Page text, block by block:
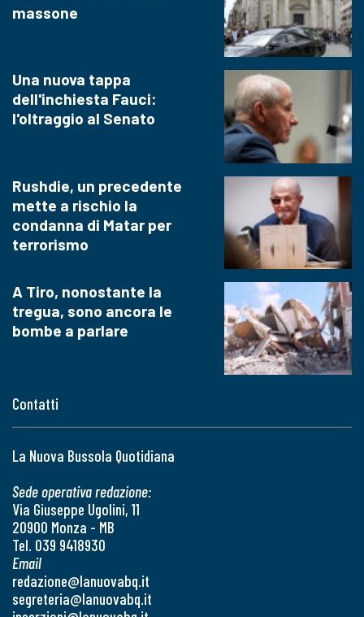
Contatti
La Nuova Bussola Quotidiana
Sede operativa redazione:
Via Giuseppe Ugolini, 11
20900 Monza - MB
Tel. 039 9418930
Email
redazione@lanuovabq.it
segreteria@lanuovabq.it
massone
Una nuova tappa
dell'inchiesta Fauci:
l'oltraggio al Senato
Rushdie, un precedente
mette a rischio la
condanna di Matar per
terrorismo
A Tiro, nonostante la
tregua, sono ancora le
bombe a parlare